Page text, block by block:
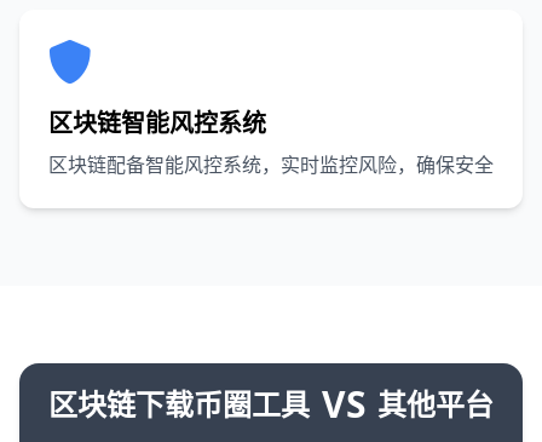
区块链智能风控系统
区块链配备智能风控系统，实时监控风险，确保安全
区块链下载币圈工具 VS 其他平台